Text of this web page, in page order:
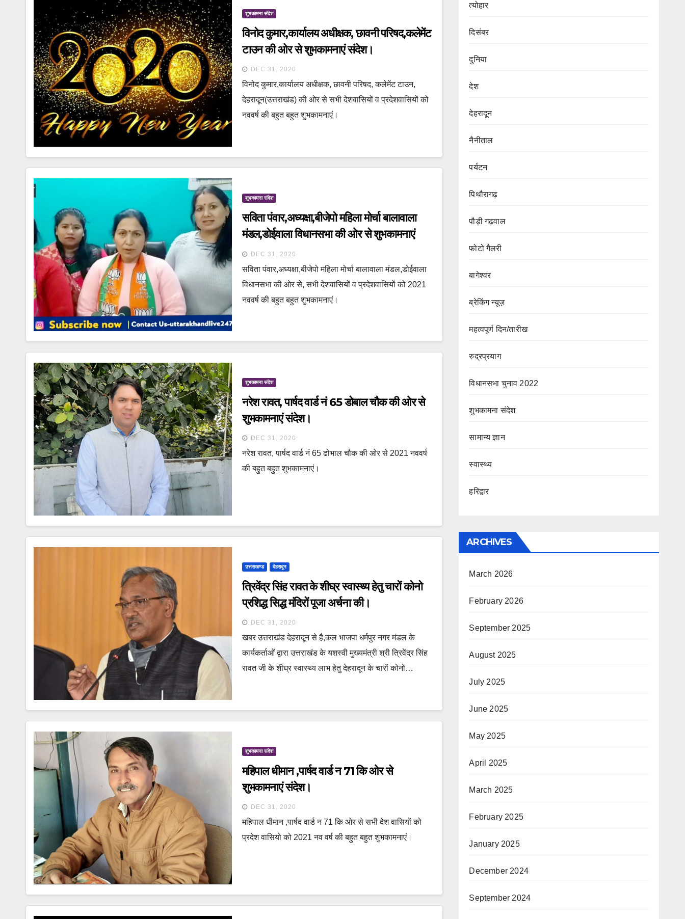
शुभकामना संदेश
विनोद कुमार,कार्यालय अधीक्षक, छावनी परिषद,कलेमेंट
टाउन की ओर से शुभकामनाएं संदेश।
DEC 31, 2020
विनोद कुमार,कार्यालय अधीक्षक, छावनी परिषद, कलेमेंट टाउन,
देहरादून(उत्तराखंड) की ओर से सभी देशवासियों व प्रदेशवासियों को
नववर्ष की बहुत बहुत शुभकामनाएं।
शुभकामना संदेश
सविता पंवार,अध्यक्षा,बीजेपो महिला मोर्चा बालावाला
मंडल,डोईवाला विधानसभा की ओर से शुभकामनाएं
संदेश।
DEC 31, 2020
सविता पंवार,अध्यक्षा,बीजेपो महिला मोर्चा बालावाला मंडल,डोईवाला
विधानसभा की ओर से, सभी देशवासियों व प्रदेशवासियों को 2021
नववर्ष की बहुत बहुत शुभकामनाएं।
शुभकामना संदेश
नरेश रावत, पार्षद वार्ड नं 65 डोबाल चौक की ओर से
शुभकामनाएं संदेश।
DEC 31, 2020
नरेश रावत, पार्षद वार्ड नं 65 ढोभाल चौक की ओर से 2021 नववर्ष
की बहुत बहुत शुभकामनाएं।
उत्तराखण्ड देहरादून
त्रिवेंद्र सिंह रावत के शीघ्र स्वास्थ्य हेतु चारों कोनो
प्रशिद्ध सिद्ध मंदिरों पूजा अर्चना की।
DEC 31, 2020
खबर उत्तराखंड देहरादून से है,कल भाजपा धर्मपुर नगर मंडल के
कार्यकर्ताओं द्वारा उत्तराखंड के यशस्वी मुख्यमंत्री श्री त्रिवेंद्र सिंह
रावत जी के शीघ्र स्वास्थ्य लाभ हेतु देहरादून के चारों कोनो…
शुभकामना संदेश
महिपाल धीमान ,पार्षद वार्ड न 71 कि ओर से
शुभकामनाएं संदेश।
DEC 31, 2020
महिपाल धीमान ,पार्षद वार्ड न 71 कि ओर से सभी देश वासियों को
प्रदेश वासियो को 2021 नव वर्ष की बहुत बहुत शुभकामनाएं।
त्योहार
दिसंबर
दुनिया
देश
देहरादून
नैनीताल
पर्यटन
पिथौरागढ़
पौड़ी गढ़वाल
फोटो गैलरी
बागेश्वर
ब्रेकिंग न्यूज़
महत्वपूर्ण दिन/तारीख
रुद्रप्रयाग
विधानसभा चुनाव 2022
शुभकामना संदेश
सामान्य ज्ञान
स्वास्थ्य
हरिद्वार
ARCHIVES
March 2026
February 2026
September 2025
August 2025
July 2025
June 2025
May 2025
April 2025
March 2025
February 2025
January 2025
December 2024
September 2024